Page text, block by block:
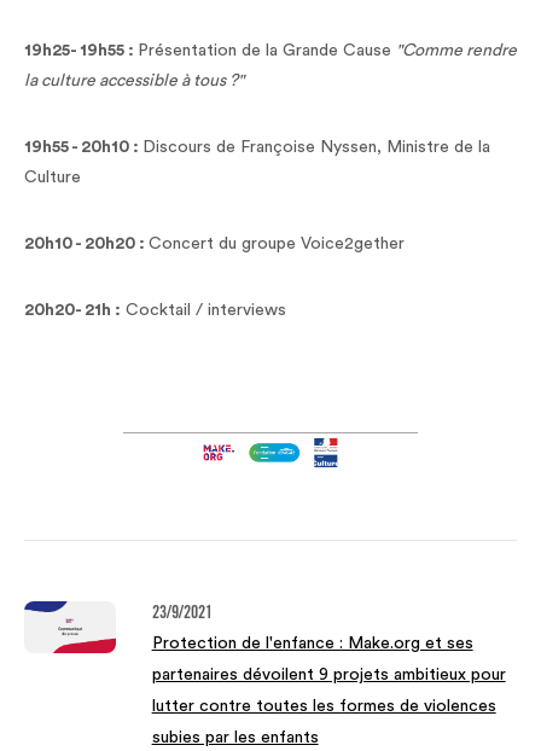
19h25- 19h55 : Présentation de la Grande Cause "Comme rendre
la culture accessible à tous ?"
19h55 - 20h10 : Discours de Françoise Nyssen, Ministre de la
Culture
20h10 - 20h20 : Concert du groupe Voice2gether
20h20- 21h : Cocktail / interviews
23/9/2021
Protection de l'enfance : Make.org et ses
partenaires dévoilent 9 projets ambitieux pour
lutter contre toutes les formes de violences
subies par les enfants